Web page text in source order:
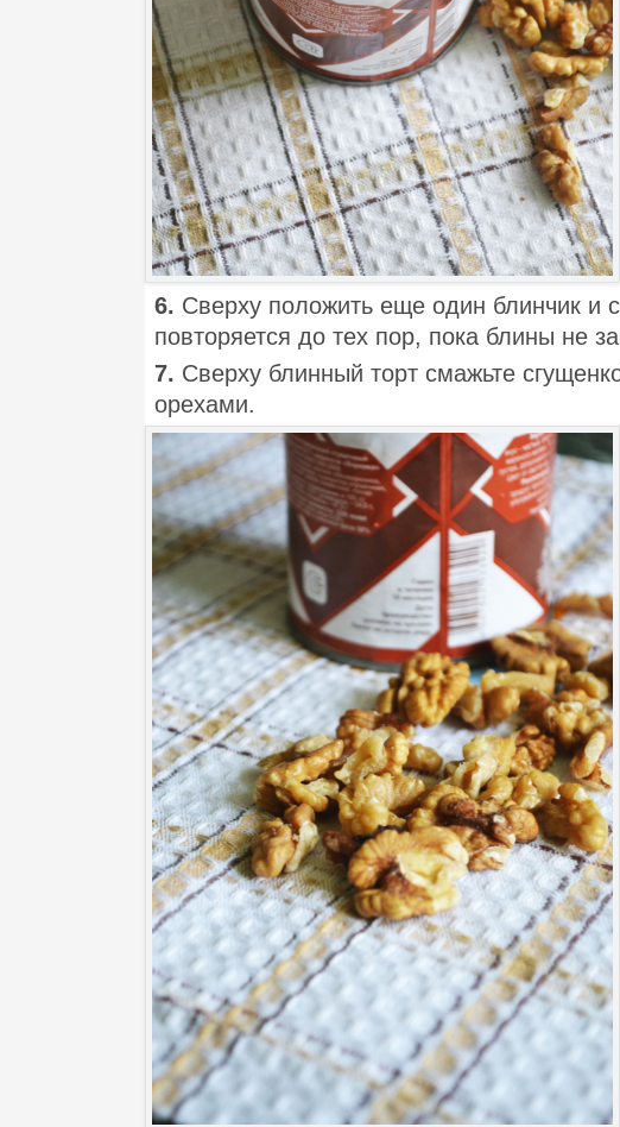
6. Сверху положить еще один блинчик и
повторяется до тех пор, пока блины не
7. Сверху блинный торт смажьте
орехами.